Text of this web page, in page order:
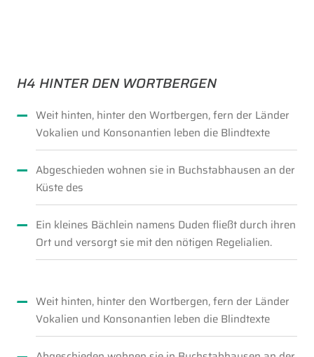
H4 HINTER DEN WORTBERGEN
Weit hinten, hinter den Wortbergen, fern der Länder
Vokalien und Konsonantien leben die Blindtexte
Abgeschieden wohnen sie in Buchstabhausen an der
Küste des
Ein kleines Bächlein namens Duden fließt durch ihren
Ort und versorgt sie mit den nötigen Regelialien.
Weit hinten, hinter den Wortbergen, fern der Länder
Vokalien und Konsonantien leben die Blindtexte